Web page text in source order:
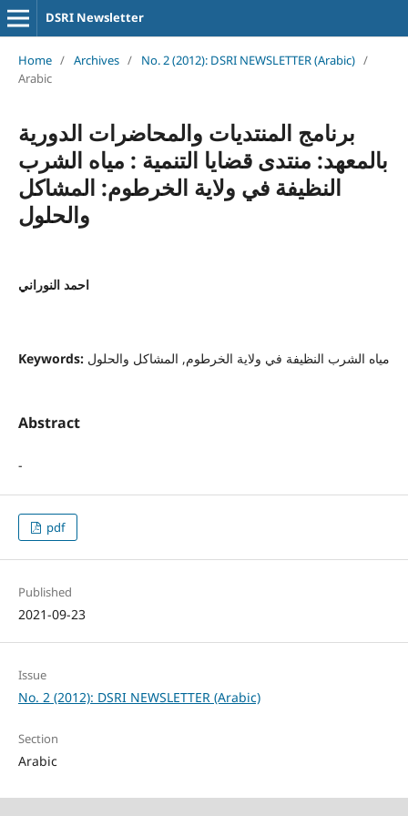
DSRI Newsletter
Home / Archives / No. 2 (2012): DSRI NEWSLETTER (Arabic) /
Arabic
برنامج المنتديات والمحاضرات الدورية
بالمعهد: منتدى قضايا التنمية : مياه الشرب
النظيفة في ولاية الخرطوم: المشاكل
والحلول
احمد النوراني
Keywords: مياه الشرب النظيفة في ولاية الخرطوم, المشاكل والحلول
Abstract
-
pdf
Published
2021-09-23
Issue
No. 2 (2012): DSRI NEWSLETTER (Arabic)
Section
Arabic